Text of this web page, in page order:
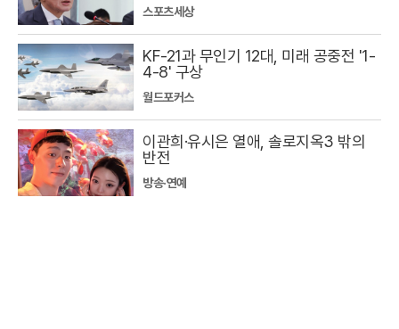
스포츠세상
KF-21과 무인기 12대, 미래 공중전 '1-
4-8' 구상
월드포커스
이관희·유시은 열애, 솔로지옥3 밖의
반전
방송·연예